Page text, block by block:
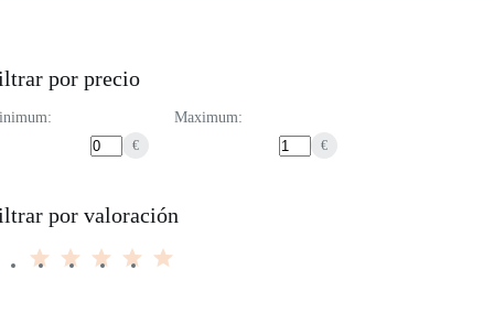
por precio
€
Maximum:
€
por valoración